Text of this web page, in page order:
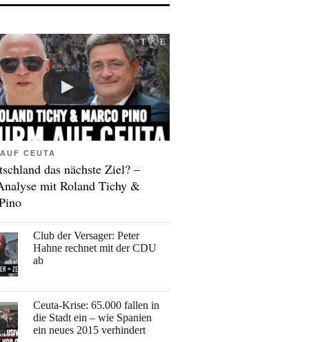
CEUTA
das nächste Ziel? –
mit Roland Tichy &
Club der Versager: Peter
Hahne rechnet mit der CDU
ab
Ceuta-Krise: 65.000 fallen in
die Stadt ein – wie Spanien
ein neues 2015 verhindert